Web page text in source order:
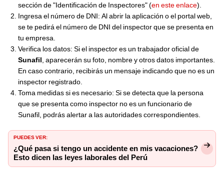
sección de "Identificación de Inspectores" (en este enlace).
Ingresa el número de DNI: Al abrir la aplicación o el portal web,
se te pedirá el número de DNI del inspector que se presenta en
tu empresa.
Verifica los datos: Si el inspector es un trabajador oficial de
Sunafil , aparecerán su foto, nombre y otros datos importantes.
En caso contrario, recibirás un mensaje indicando que no es un
inspector registrado.
Toma medidas si es necesario: Si se detecta que la persona
que se presenta como inspector no es un funcionario de
Sunafil, podrás alertar a las autoridades correspondientes.
PUEDES VER:
¿Qué pasa si tengo un accidente en mis vacaciones?
Esto dicen las leyes laborales del Perú